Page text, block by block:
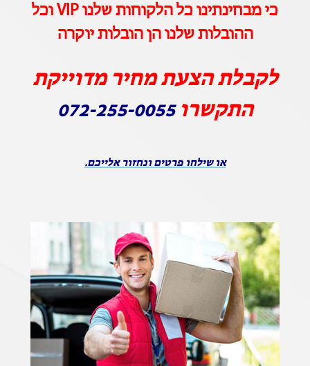
כי מבחינתינו כל הלקוחות שלנו VIP וכל
ההובלות שלנו הן הובלות יוקרה
לקבלת הצעת מחיר מדוייקת
התקשרו072-255-0055
או שילחו פרטים ונחזור אלייכם.